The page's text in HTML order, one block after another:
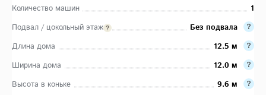
Количество машин
1
Подвал / цокольный этаж
Без подвала
Длина дома
12.5 м
Ширина дома
12.0 м
Высота в коньке
9.6 м